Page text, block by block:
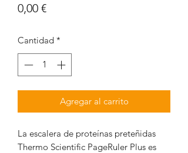
0,00 €Precio
Cantidad *
Agregar al carrito
La escalera de proteínas preteñidas
Thermo Scientific PageRuler Plus es